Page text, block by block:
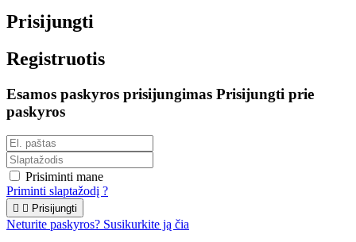
Prisijungti
Registruotis
Esamos paskyros prisijungimas Prisijungti prie
paskyros
Prisiminti mane
Priminti slaptažodį ?
  Prisijungti
Neturite paskyros? Susikurkite ją čia